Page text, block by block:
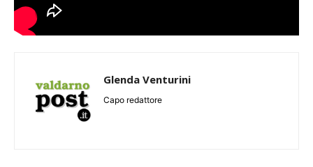
Glenda Venturini
Capo redattore